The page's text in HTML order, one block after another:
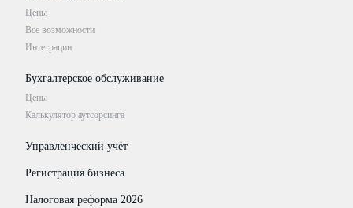
Цены
Все возможности
Интеграции
Бухгалтерское обслуживание
Цены
Калькулятор аутсорсинга
Управленческий учёт
Регистрация бизнеса
Налоговая реформа 2026